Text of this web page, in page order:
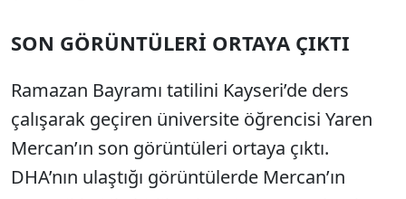
SON GÖRÜNTÜLERİ ORTAYA ÇIKTI
Ramazan Bayramı tatilini Kayseri’de ders
çalışarak geçiren üniversite öğrencisi Yaren
Mercan’ın son görüntüleri ortaya çıktı.
DHA’nın ulaştığı görüntülerde Mercan’ın